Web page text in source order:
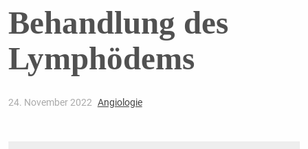
Behandlung des
Lymphödems
24. November 2022 Angiologie